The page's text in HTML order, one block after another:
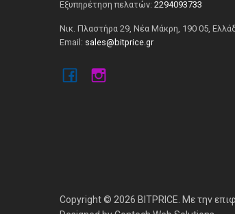
Εξυπηρέτηση πελατών: 2294093733
Νικ. Πλαστήρα 29, Νέα Μάκρη, 190 05,
Email: sales@bitprice.gr
Copyright © 2026 BITPRICE. Με την